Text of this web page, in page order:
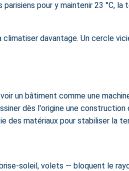
pour y maintenir 23 °C,
davantage. Un cercle
un bâtiment comme une
dès l'origine une construction
des matériaux pour stabiliser la
soleil, volets — bloquent le